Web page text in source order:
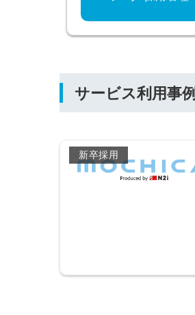
サービス利用事例
新卒採用